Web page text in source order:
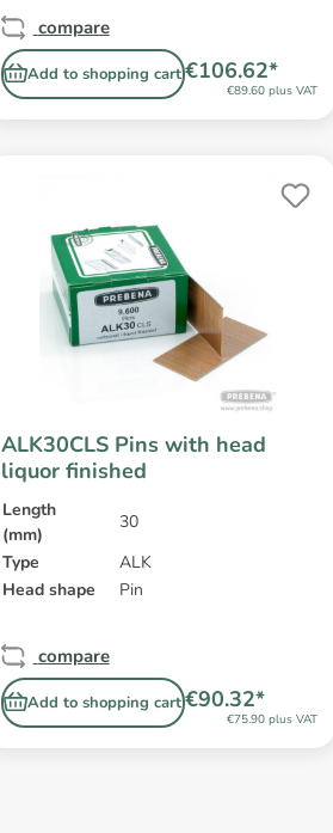
Add to shopping cart
compare
€89.60 plus VAT
€106.62*
ALK30CLS Pins with head
liquor finished
Length
(mm)
30
Type
ALK
Head shape
Pin
Add to shopping cart
compare
€75.90 plus VAT
€90.32*